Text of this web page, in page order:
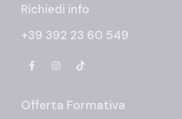
Richiedi info
+39 392 23 60 549
Offerta Formativa